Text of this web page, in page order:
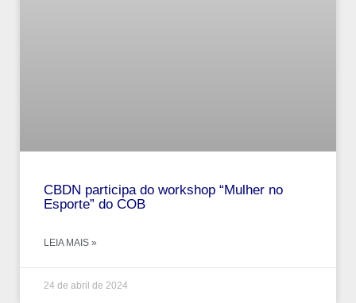
CBDN participa do workshop “Mulher no
Esporte” do COB
LEIA MAIS »
24 de abril de 2024